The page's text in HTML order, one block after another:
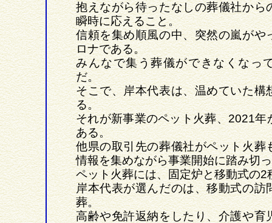
抱えながら待ったなしの葬儀社から
瞬時に応えること。
信頼を集め順風の中、突然の嵐がや
ロナである。
みんなで集う葬儀ができなくなっ
だ。
そこで、岸本代表は、温めていた構
る。
それが新事業のペット火葬、2021年
ある。
他県の取引先の葬儀社がペット火葬
情報を集めながら事業開始に踏み切
ペット火葬には、固定炉と移動式の2
岸本代表が選んだのは、移動式の訪
葬。
高齢や免許返納をしたり、介護や育